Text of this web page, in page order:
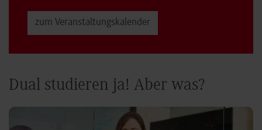
zum Veranstaltungs­kalender
Dual studieren ja! Aber was?